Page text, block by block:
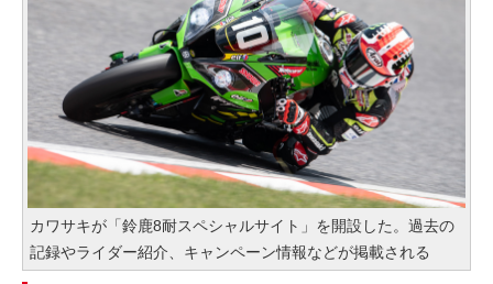
カワサキが「鈴鹿8耐スペシャルサイト」を開設した。過去の
記録やライダー紹介、キャンペーン情報などが掲載される